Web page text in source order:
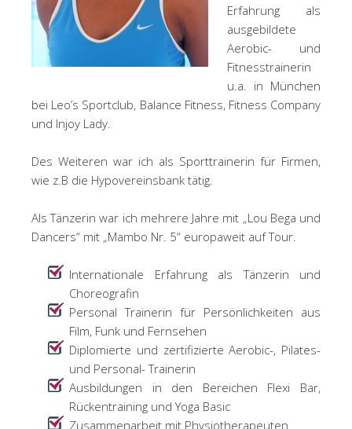
Erfahrung als
ausgebildete
Aerobic- und
Fitnesstrainerin
u.a. in München
bei Leo’s Sportclub, Balance Fitness, Fitness Company
und Injoy Lady.
Des Weiteren war ich als Sporttrainerin für Firmen,
wie z.B die Hypovereinsbank tätig.
Als Tänzerin war ich mehrere Jahre mit „Lou Bega und
Dancers“ mit „Mambo Nr. 5“ europaweit auf Tour.
Internationale Erfahrung als Tänzerin und
Choreografin
Personal Trainerin für Persönlichkeiten aus
Film, Funk und Fernsehen
Diplomierte und zertifizierte Aerobic-, Pilates-
und Personal- Trainerin
Ausbildungen in den Bereichen Flexi Bar,
Rückentraining und Yoga Basic
Zusammenarbeit mit Physiotherapeuten